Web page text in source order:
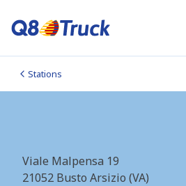
Stations
Viale Malpensa 19
21052 Busto Arsizio (VA)